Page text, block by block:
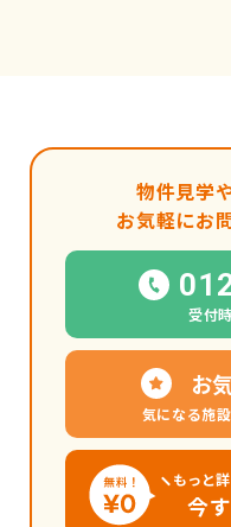
物件見学
お気軽にお
受付
お
気になる施
もっと
今